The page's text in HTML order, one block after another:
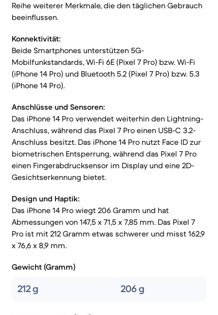
Reihe weiterer Merkmale, die den täglichen Gebrauch
beeinflussen.
Konnektivität:
Beide Smartphones unterstützen 5G-
Mobilfunkstandards, Wi-Fi 6E (Pixel 7 Pro) bzw. Wi-Fi
(iPhone 14 Pro) und Bluetooth 5.2 (Pixel 7 Pro) bzw. 5.3
(iPhone 14 Pro).
Anschlüsse und Sensoren:
Das iPhone 14 Pro verwendet weiterhin den Lightning-
Anschluss, während das Pixel 7 Pro einen USB-C 3.2-
Anschluss besitzt. Das iPhone 14 Pro nutzt Face ID zur
biometrischen Entsperrung, während das Pixel 7 Pro
einen Fingerabdrucksensor im Display und eine 2D-
Gesichtserkennung bietet.
Design und Haptik:
Das iPhone 14 Pro wiegt 206 Gramm und hat
Abmessungen von 147,5 x 71,5 x 7,85 mm. Das Pixel 7
Pro ist mit 212 Gramm etwas schwerer und misst 162,9
x 76,6 x 8,9 mm.
Gewicht (Gramm)
212 g 206 g